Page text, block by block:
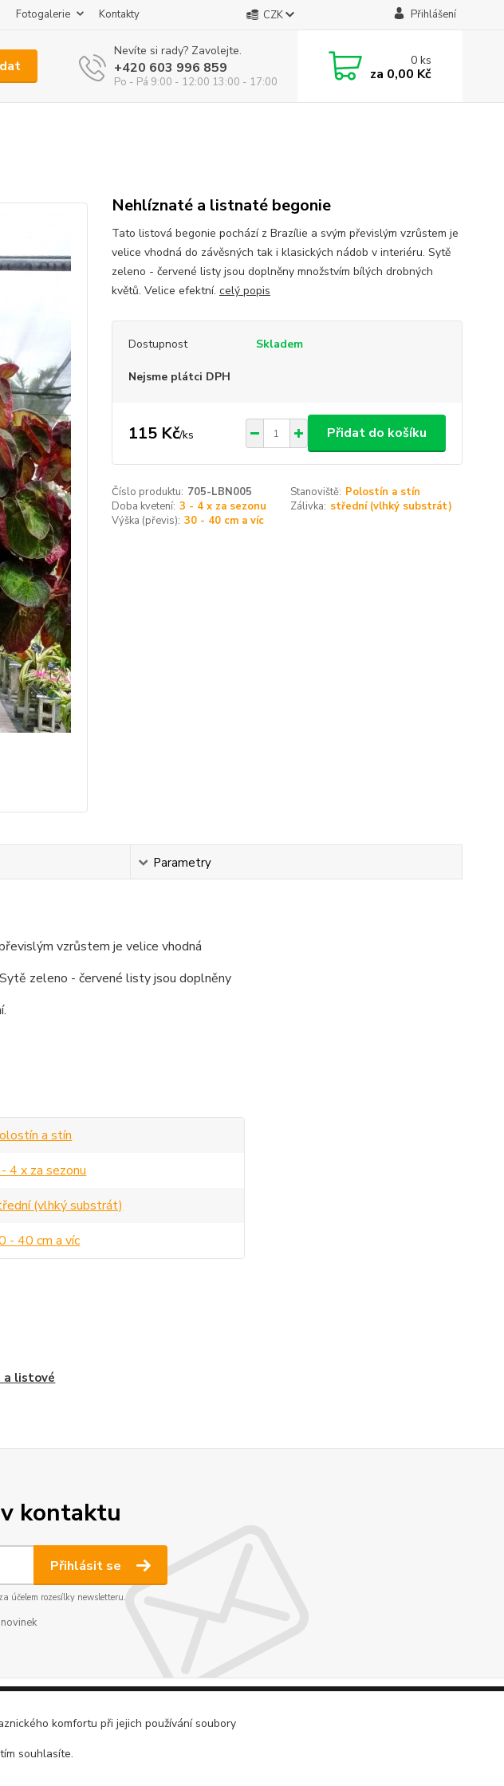
Fotogalerie Kontakty CZK Přihlášení
Nevíte si rady? Zavolejte.
+420 603 996 859
Po - Pá 9:00 - 12:00 13:00 - 17:00
0ks
za 0,00 Kč
Nehlíznaté a listnaté begonie
Tato listová begonie pochází z Brazílie a svým převislým vzrůstem je
velice vhodná do závěsných tak i klasických nádob v interiéru. Sytě
zeleno - červené listy jsou doplněny množstvím bílých drobných
květů. Velice efektní. celý popis
Dostupnost Skladem
Nejsme plátci DPH
115 Kč/ks Přidat do košíku
Číslo produktu: 705-LBN005 Stanoviště: Polostín a stín
Doba kvetení: 3 - 4 x za sezonu Zálivka: střední (vlhký substrát)
Výška (převis): 30 - 40 cm a víc
Parametry
vzrůstem je velice vhodná
zeleno - červené listy jsou doplněny
a stín
4 x za sezonu
(vlhký substrát)
- 40 cm a víc
a listové
kontaktu
Přihlásit se
za účelem rozesílky newsletteru.
komfortu při jejich používání soubory
souhlasíte.